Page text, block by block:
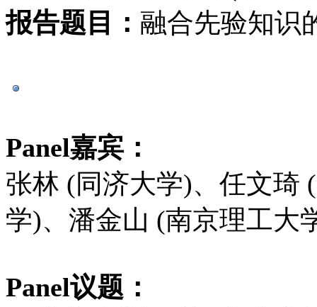
报告题目： 融合先验知识
Panel嘉宾：
张林 (同济大学)、 任文琦
学)、潘金山 (南京理工大
Panel议题：